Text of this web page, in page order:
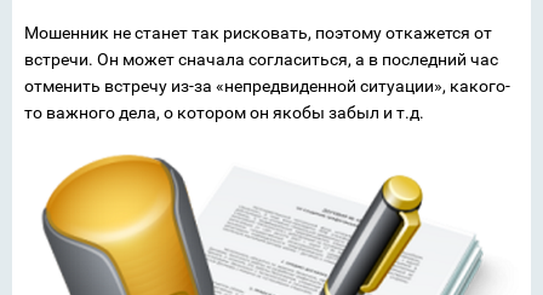
Мошенник не станет так рисковать, поэтому откажется от
встречи. Он может сначала согласиться, а в последний час
отменить встречу из-за «непредвиденной ситуации», какого-
то важного дела, о котором он якобы забыл и т.д.